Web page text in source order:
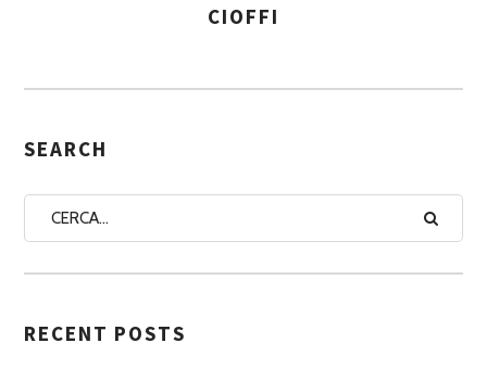
S
G
A
U
O
CIOFFI
SEARCH
RECENT POSTS